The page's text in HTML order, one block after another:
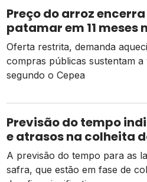
Preço do arroz
patamar em 11 meses
Oferta restrita, demanda
compras públicas sustentam
segundo o Cepea
Previsão do tempo
e atrasos na colheita
safra
A previsão do tempo para as
safra, que estão em fase de